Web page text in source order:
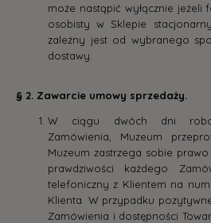
może nastąpić wyłącznie
osobisty w Sklepie
zależny jest od wybranego
dostawy.
§ 2. Zawarcie umowy sprzedaży.
W ciągu dwóch dni
Zamówienia, Muzeum
Muzeum zastrzega sobie
prawdziwości każdego
telefoniczny z Klientem na
Klienta. W przypadku
Zamówienia i dostępności